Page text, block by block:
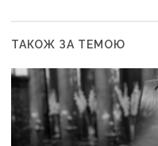
ТАКОЖ ЗА ТЕМОЮ